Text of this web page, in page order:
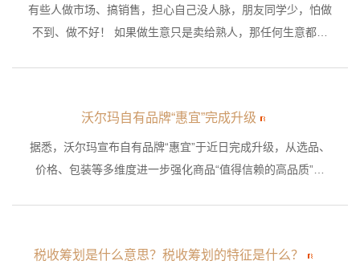
的“家庭餐桌”，这或许正是社区餐饮的新趋势。
有些人做市场、搞销售，担心自己没人脉，朋友同学少，怕做
不到、做不好！ 如果做生意只是卖给熟人，那任何生意都会
沃尔玛自有品牌“惠宜”完成升级
​据悉，沃尔玛宣布自有品牌“惠宜”于近日完成升级，从选品、
价格、包装等多维度进一步强化商品“值得信赖的高品质”和
税收筹划是什么意思？税收筹划的特征是什么？